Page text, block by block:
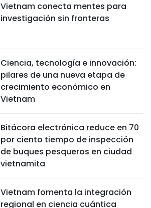
Vietnam conecta mentes para
investigación sin fronteras
Ciencia, tecnología e innovación:
pilares de una nueva etapa de
crecimiento económico en
Vietnam
Bitácora electrónica reduce en 70
por ciento tiempo de inspección
de buques pesqueros en ciudad
vietnamita
Vietnam fomenta la integración
regional en ciencia cuántica